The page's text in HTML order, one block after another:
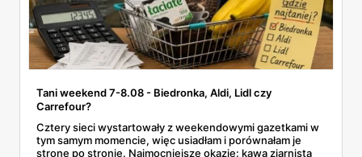
Tani weekend 7-8.08 - Biedronka, Aldi, Lidl czy
Carrefour?
Cztery sieci wystartowały z weekendowymi gazetkami w
tym samym momencie, więc usiadłam i porównałam je
stronę po stronie. Najmocniejsze okazje: kawa ziarnista